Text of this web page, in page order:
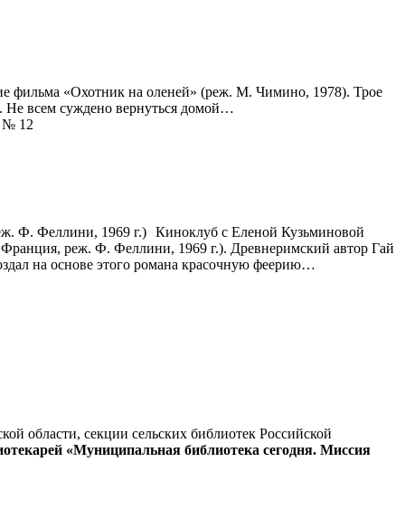
фильма «Охотник на оленей» (реж. М. Чимино, 1978). Трое
Не всем суждено вернуться домой…
№ 12
Киноклуб с Еленой Кузьминовой
реж. Ф. Феллини, 1969 г.). Древнеримский автор Гай
на основе этого романа красочную феерию…
области, секции сельских библиотек Российской
«Муниципальная библиотека сегодня. Миссия